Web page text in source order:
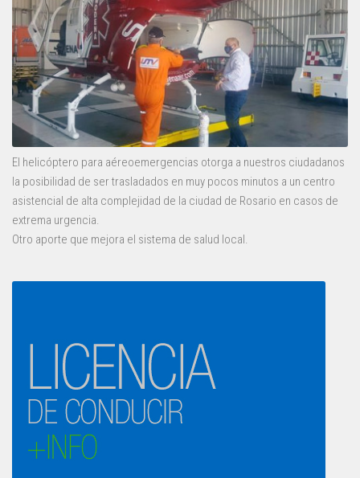
El helicóptero para aéreoemergencias otorga a nuestros ciudadanos
la posibilidad de ser trasladados en muy pocos minutos a un centro
asistencial de alta complejidad de la ciudad de Rosario en casos de
extrema urgencia.
Otro aporte que mejora el sistema de salud local.